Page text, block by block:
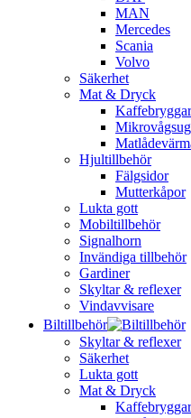
MAN
Mercedes
Scania
Volvo
Säkerhet
Mat & Dryck
Hjultillbehör
Fälgsidor
Mutterkåpor
Lukta gott
Mobiltillbehör
Signalhorn
Invändiga tillbehör
Gardiner
Skyltar & reflexer
Vindavvisare
Biltillbehör
Skyltar & reflexer
Säkerhet
Lukta gott
Mat & Dryck